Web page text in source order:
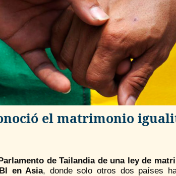
el matrimonio
de Tailandia de una ley de
en Asia, donde solo otros dos países